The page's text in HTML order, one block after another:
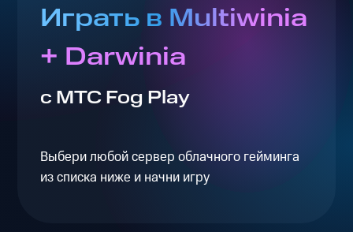
Играть в Multiwinia
+ Darwinia
с МТС Fog Play
Выбери любой сервер облачного гейминга
из списка ниже и начни игру